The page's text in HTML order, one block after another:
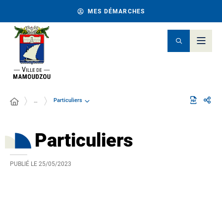
MES DÉMARCHES
… Particuliers
Particuliers
PUBLIÉ LE 25/05/2023